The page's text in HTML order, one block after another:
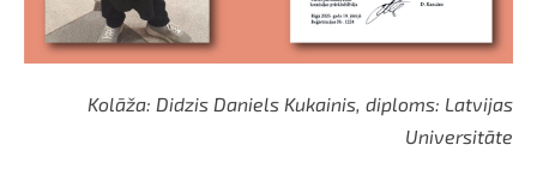
Kolāža: Didzis Daniels Kukainis, diploms: Latvijas
Universitāte